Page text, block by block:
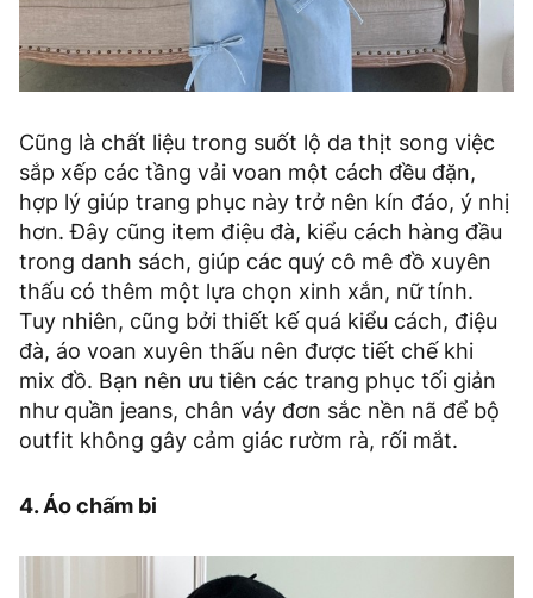
Cũng là chất liệu trong suốt lộ da thịt song việc
sắp xếp các tầng vải voan một cách đều đặn,
hợp lý giúp trang phục này trở nên kín đáo, ý nhị
hơn. Đây cũng item điệu đà, kiểu cách hàng đầu
trong danh sách, giúp các quý cô mê đồ xuyên
thấu có thêm một lựa chọn xinh xắn, nữ tính.
Tuy nhiên, cũng bởi thiết kế quá kiểu cách, điệu
đà, áo voan xuyên thấu nên được tiết chế khi
mix đồ. Bạn nên ưu tiên các trang phục tối giản
như quần jeans, chân váy đơn sắc nền nã để bộ
outfit không gây cảm giác rườm rà, rối mắt.
4. Áo chấm bi